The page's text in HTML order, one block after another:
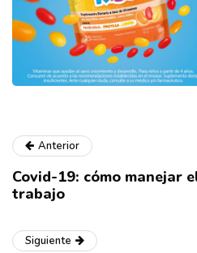
Anterior
Covid-19: cómo manejar
trabajo
Siguiente